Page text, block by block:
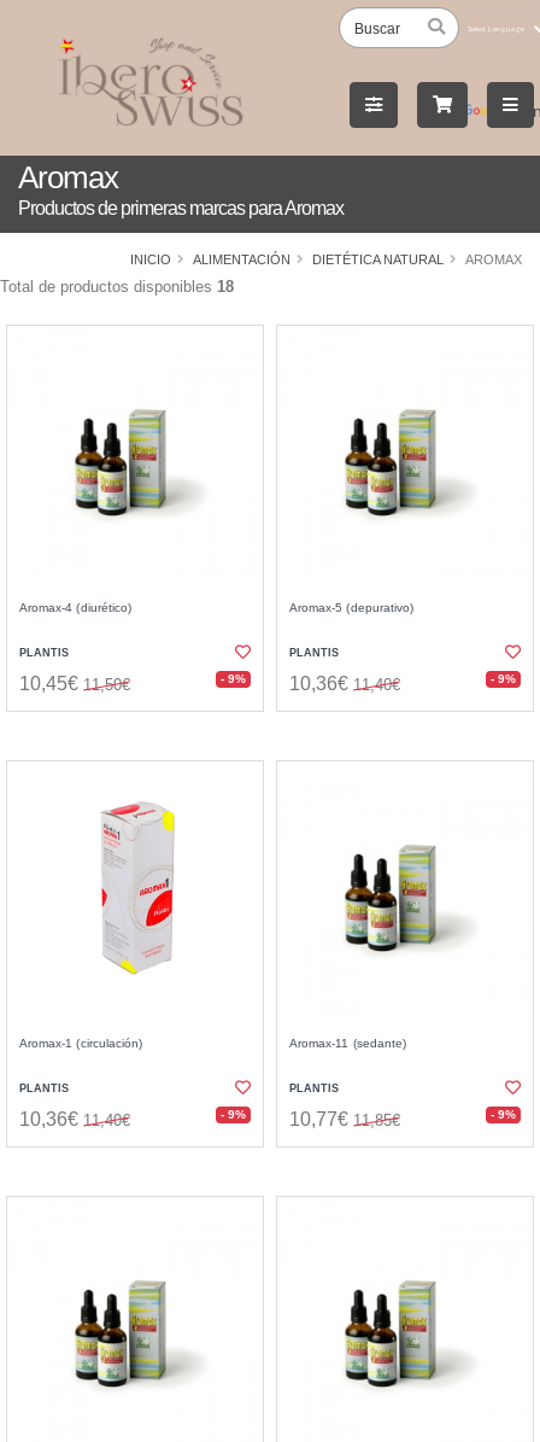
by
Aromax
Productos de primeras marcas para Aromax
INICIO ALIMENTACIÓN DIETÉTICA NATURAL AROMAX
Total de productos disponibles 18
Aromax-4 (diurético)
PLANTIS
10,45€ 11,50€ - 9%
Aromax-5 (depurativo)
PLANTIS
10,36€ 11,40€ - 9%
Aromax-1 (circulación)
PLANTIS
10,36€ 11,40€ - 9%
Aromax-11 (sedante)
PLANTIS
10,77€ 11,85€ - 9%